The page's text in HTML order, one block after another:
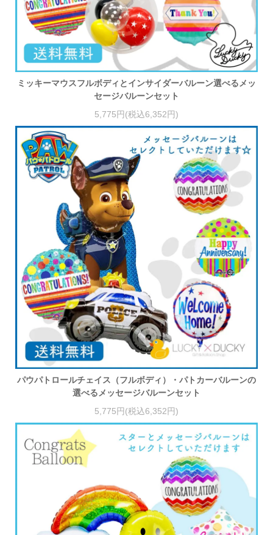
ミッキーマウスフルボディとインサイダーバルーン選べるメッ
セージバルーンセット
5,775円(税込6,352円)
パウパトロールチェイス（フルボディ）・パトカーバルーンの
選べるメッセージバルーンセット
5,775円(税込6,352円)